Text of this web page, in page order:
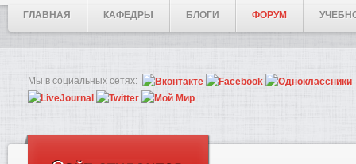
ГЛАВНАЯ КАФЕДРЫ БЛОГИ ФОРУМ
Мы в социальных сетях: